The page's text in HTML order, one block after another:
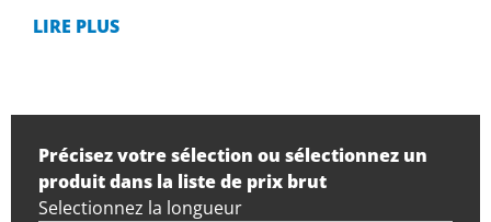
LIRE PLUS
Précisez votre sélection ou sélectionnez un
produit dans la liste de prix brut
Selectionnez la longueur